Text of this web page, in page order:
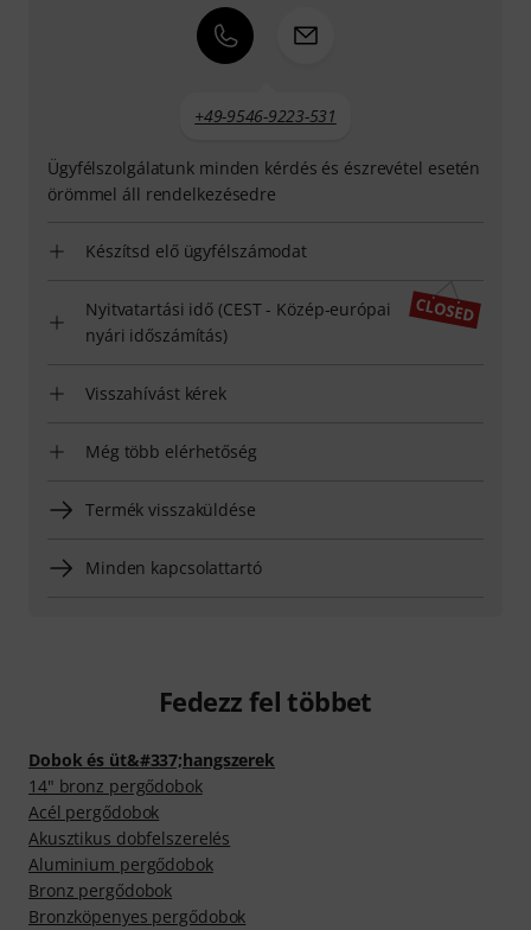
+49-9546-9223-531
Ügyfélszolgálatunk minden kérdés és észrevétel esetén
örömmel áll rendelkezésedre
Készítsd elő ügyfélszámodat
Nyitvatartási idő (CEST - Közép-európai
nyári időszámítás)
Visszahívást kérek
Még több elérhetőség
Termék visszaküldése
Minden kapcsolattartó
Fedezz fel többet
Dobok és üt&#337;hangszerek
14" bronz pergődobok
Acél pergődobok
Akusztikus dobfelszerelés
Aluminium pergődobok
Bronz pergődobok
Bronzköpenyes pergődobok